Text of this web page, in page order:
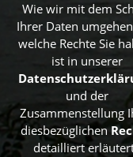
Wie wir mit dem
Ihrer Daten
welche Rechte Sie
ist in unserer
und der
Zusammenstellung
diesbezüglichen
detailliert